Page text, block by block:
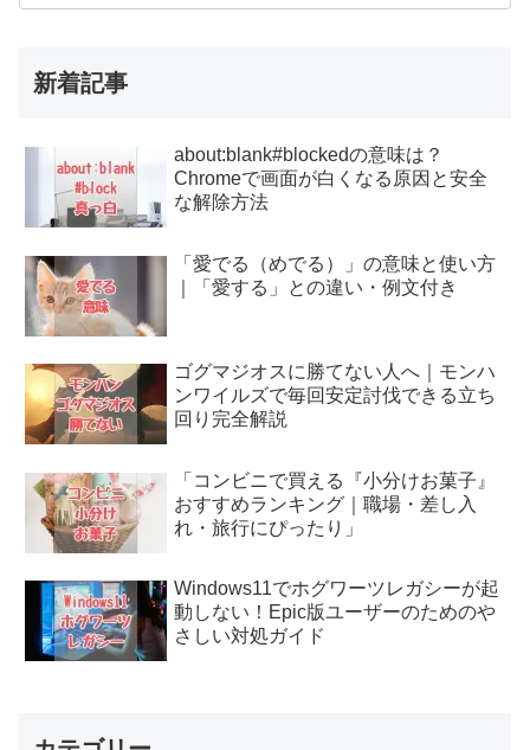
新着記事
about:blank#blockedの意味は？
Chromeで画面が白くなる原因と安全
な解除方法
「愛でる（めでる）」の意味と使い方
｜「愛する」との違い・例文付き
ゴグマジオスに勝てない人へ｜モンハ
ンワイルズで毎回安定討伐できる立ち
回り完全解説
「コンビニで買える『小分けお菓子』
おすすめランキング｜職場・差し入
れ・旅行にぴったり」
Windows11でホグワーツレガシーが起
動しない！Epic版ユーザーのためのや
さしい対処ガイド